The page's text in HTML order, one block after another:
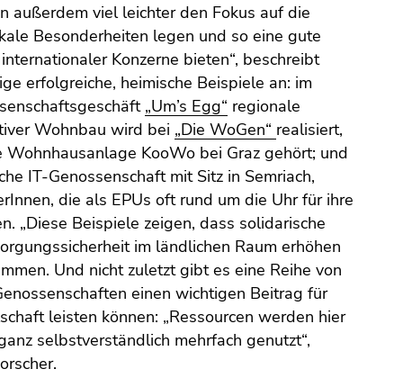
außerdem viel leichter den Fokus auf die
Besonderheiten legen und so eine gute
Konzerne bieten“, beschreibt
erfolgreiche, heimische Beispiele an: im
„Um’s Egg“ regionale
Wohnbau wird bei „Die WoGen“ realisiert,
KooWo bei Graz gehört; und
IT-Genossenschaft mit Sitz in Semriach,
die als EPUs oft rund um die Uhr für ihre
„Diese Beispiele zeigen, dass solidarische
im ländlichen Raum erhöhen
Und nicht zuletzt gibt es eine Reihe von
einen wichtigen Beitrag für
leisten können: „Ressourcen werden hier
selbstverständlich mehrfach genutzt“,